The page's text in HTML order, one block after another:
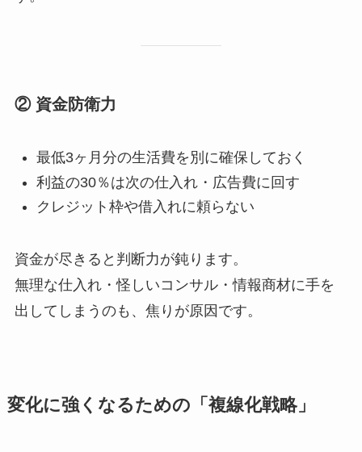
② 資金防衛力
最低3ヶ月分の生活費を別に確保しておく
利益の30％は次の仕入れ・広告費に回す
クレジット枠や借入れに頼らない
資金が尽きると判断力が鈍ります。
無理な仕入れ・怪しいコンサル・情報商材に手を
出してしまうのも、焦りが原因です。
変化に強くなるための「複線化戦略」